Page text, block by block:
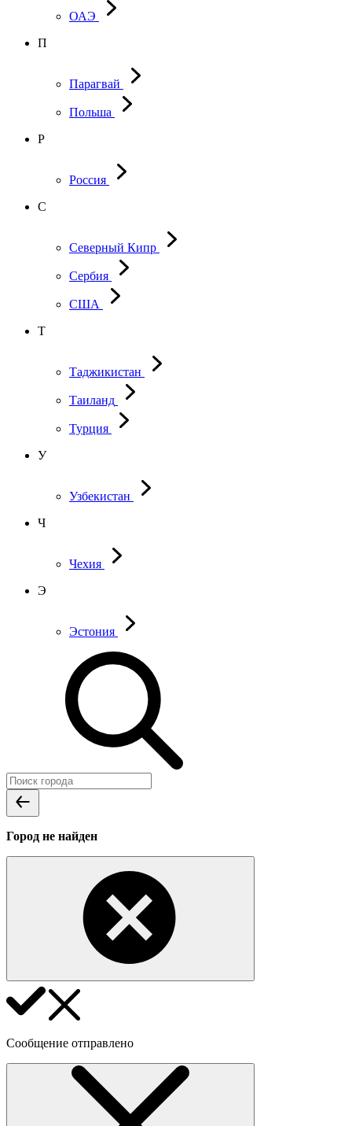
ОАЭ
П
Парагвай
Польша
Р
Россия
С
Северный Кипр
Сербия
США
Т
Таджикистан
Таиланд
Турция
У
Узбекистан
Ч
Чехия
Э
Эстония
Город не найден
Сообщение отправлено